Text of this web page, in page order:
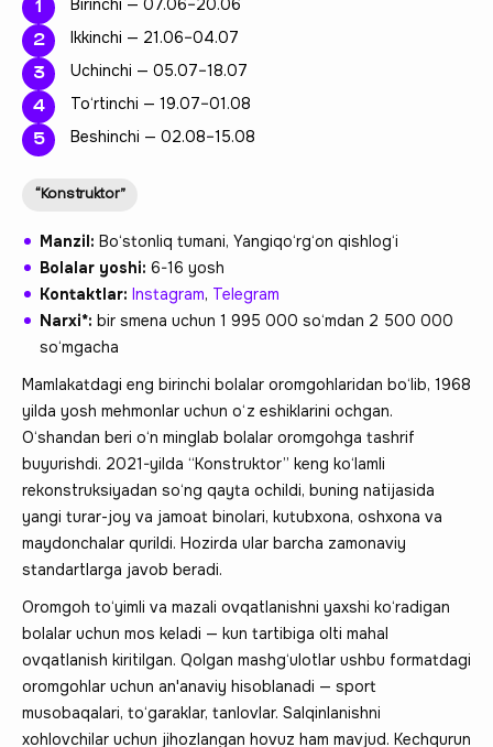
Ikkinchi — 21.06–04.07
Uchinchi — 05.07–18.07
To‘rtinchi — 19.07–01.08
Beshinchi — 02.08–15.08
“Konstruktor”
Manzil: Bo‘stonliq tumani, Yangiqo‘rg‘on qishlog‘i
Bolalar yoshi: 6-16 yosh
Kontaktlar: Instagram, Telegram
Narxi*: bir smena uchun 1 995 000 so‘mdan 2 500 000
so‘mgacha
Mamlakatdagi eng birinchi bolalar oromgohlaridan bo‘lib, 1968
yilda yosh mehmonlar uchun o‘z eshiklarini ochgan.
O‘shandan beri o‘n minglab bolalar oromgohga tashrif
buyurishdi. 2021-yilda “Konstruktor” keng ko‘lamli
rekonstruksiyadan so‘ng qayta ochildi, buning natijasida
yangi turar-joy va jamoat binolari, kutubxona, oshxona va
maydonchalar qurildi. Hozirda ular barcha zamonaviy
standartlarga javob beradi.
Oromgoh to‘yimli va mazali ovqatlanishni yaxshi ko‘radigan
bolalar uchun mos keladi — kun tartibiga olti mahal
ovqatlanish kiritilgan. Qolgan mashg‘ulotlar ushbu formatdagi
oromgohlar uchun an'anaviy hisoblanadi — sport
musobaqalari, to‘garaklar, tanlovlar. Salqinlanishni
xohlovchilar uchun jihozlangan hovuz ham mavjud. Kechqurun